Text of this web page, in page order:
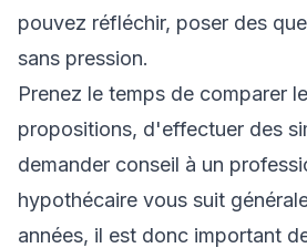
pouvez réfléchir, poser des
sans pression.
Prenez le temps de comparer
propositions, d'effectuer des
demander conseil à un
hypothécaire vous suit
années, il est donc important